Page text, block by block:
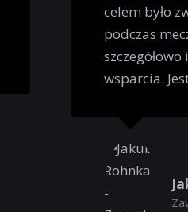
celem było
podczas
wsparcia.